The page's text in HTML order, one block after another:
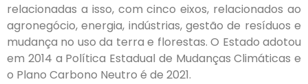
relacionadas a isso, com cinco eixos, relacionados ao
agronegócio, energia, indústrias, gestão de resíduos e
mudança no uso da terra e florestas. O Estado adotou
em 2014 a Política Estadual de Mudanças Climáticas e
o Plano Carbono Neutro é de 2021.